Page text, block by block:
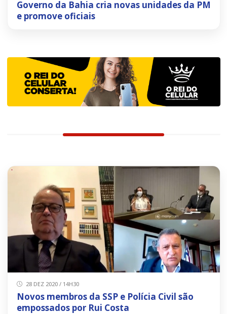
Governo da Bahia cria novas unidades da PM
e promove oficiais
28 DEZ 2020 / 14H30
Novos membros da SSP e Polícia Civil são
empossados por Rui Costa